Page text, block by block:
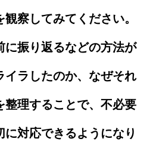
察してみてください。
に振り返るなどの方法が
イラしたのか、なぜそれ
整理することで、不必要
対応できるようになり